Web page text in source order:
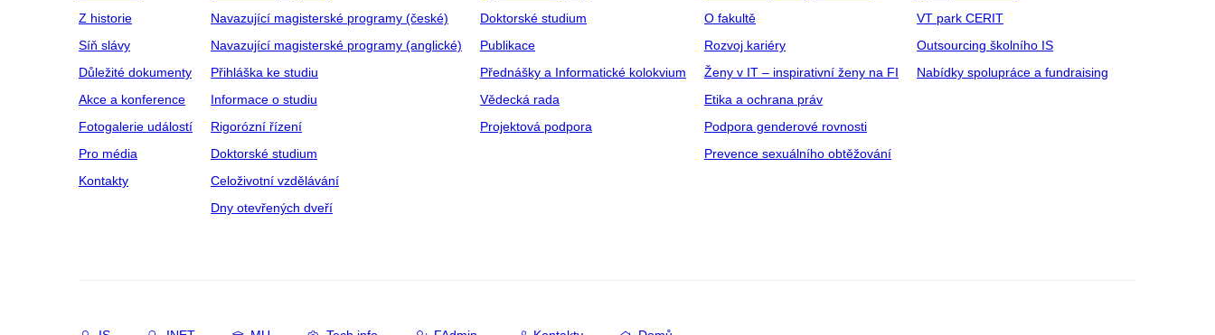
Z historie
Síň slávy
Důležité dokumenty
Akce a konference
Fotogalerie událostí
Pro média
Kontakty
Navazující magisterské programy (české)
Navazující magisterské programy (anglické)
Přihláška ke studiu
Informace o studiu
Rigorózní řízení
Doktorské studium
Celoživotní vzdělávání
Dny otevřených dveří
Doktorské studium
Publikace
Přednášky a Informatické kolokvium
Vědecká rada
Projektová podpora
O fakultě
Rozvoj kariéry
Ženy v IT – inspirativní ženy na FI
Etika a ochrana práv
Podpora genderové rovnosti
Prevence sexuálního obtěžování
VT park CERIT
Outsourcing školního IS
Nabídky spolupráce a fundraising